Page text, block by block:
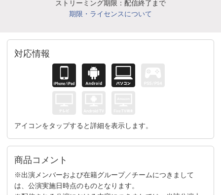
ストリーミング期限：配信終了まで
期限・ライセンスについて
対応情報
アイコンをタップすると詳細を表示します。
商品コメント
※出演メンバーおよび在籍グループ／チームにつきまして
は、公演実施日時点のものとなります。